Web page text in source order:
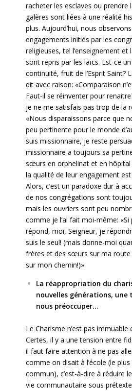
racheter les esclaves ou prendre
galères sont liées à une réalité
plus. Aujourd’hui, nous
engagements initiés par les
religieuses, tel l’enseignement et
sont repris par les laïcs. Est-ce
continuité, fruit de l’Esprit Saint?
dit avec raison: «Comparaison
Faut-il se réinventer pour
je ne me satisfais pas trop de la
«Nous disparaissons parce que
peu pertinente pour le monde
suis missionnaire, je reste
missionnaire a toujours sa
sœurs en orphelinat et en
la qualité de leur engagement
Alors, c’est un paradoxe dur à
de nos congrégations sont
mais les ouvriers sont peu
comme je l’ai fait moi-même: «Si
répond, moi, Seigneur, je
suis le seul! (mais donne-moi
frères et des sœurs sur ma route
sur mon chemin!)»
La réappropriation du
nouvelles générations, une
nous préoccuper…
Le Charisme n’est pas immuable
Certes, il y a une tension entre
il faut faire attention à ne pas
comme on disait à l’école (le
commun), c’est-à-dire à réduire
vie communautaire sous